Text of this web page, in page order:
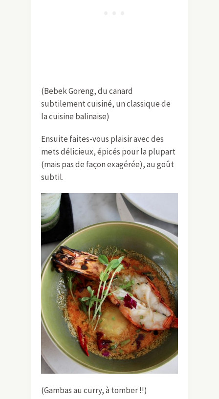
(Bebek Goreng, du canard
subtilement cuisiné, un classique de
la cuisine balinaise)
Ensuite faites-vous plaisir avec des
mets délicieux, épicés pour la plupart
(mais pas de façon exagérée), au goût
subtil.
(Gambas au curry, à tomber !!)